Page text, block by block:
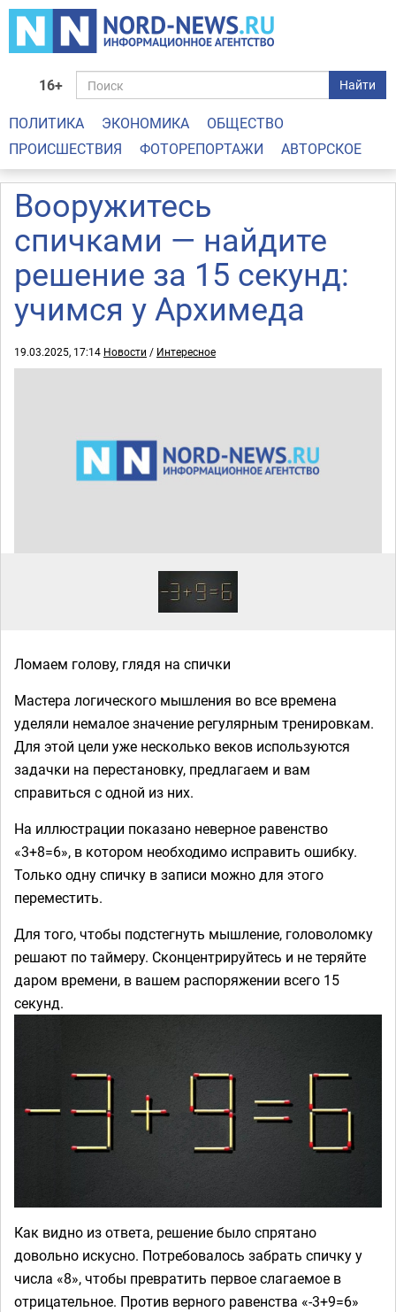
16+ Найти
ПОЛИТИКА ЭКОНОМИКА
ОБЩЕСТВО
ПРОИСШЕСТВИЯ
ФОТОРЕПОРТАЖИ АВТОРСКОЕ
Вооружитесь
спичками — найдите
решение за 15 секунд:
учимся у Архимеда
19.03.2025, 17:14 Новости / Интересное
Ломаем голову, глядя на спички
Мастера логического мышления во все времена
уделяли немалое значение регулярным тренировкам.
Для этой цели уже несколько веков используются
задачки на перестановку, предлагаем и вам
справиться с одной из них.
На иллюстрации показано неверное равенство
«3+8=6», в котором необходимо исправить ошибку.
Только одну спичку в записи можно для этого
переместить.
Для того, чтобы подстегнуть мышление, головоломку
решают по таймеру. Сконцентрируйтесь и не теряйте
даром времени, в вашем распоряжении всего 15
секунд.
Как видно из ответа, решение было спрятано
довольно искусно. Потребовалось забрать спичку у
числа «8», чтобы превратить первое слагаемое в
отрицательное. Против верного равенства «-3+9=6»